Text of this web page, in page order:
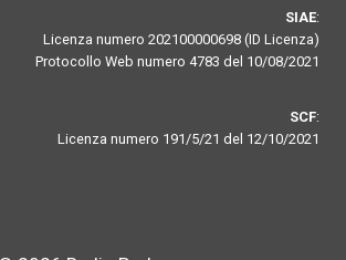
SIAE:
Licenza numero 202100000698 (ID Licenza)
Protocollo Web numero 4783 del 10/08/2021
SCF:
Licenza numero 191/5/21 del 12/10/2021